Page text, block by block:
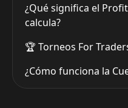
¿Qué significa el
calcula?
🏆 Torneos For
¿Cómo funciona la